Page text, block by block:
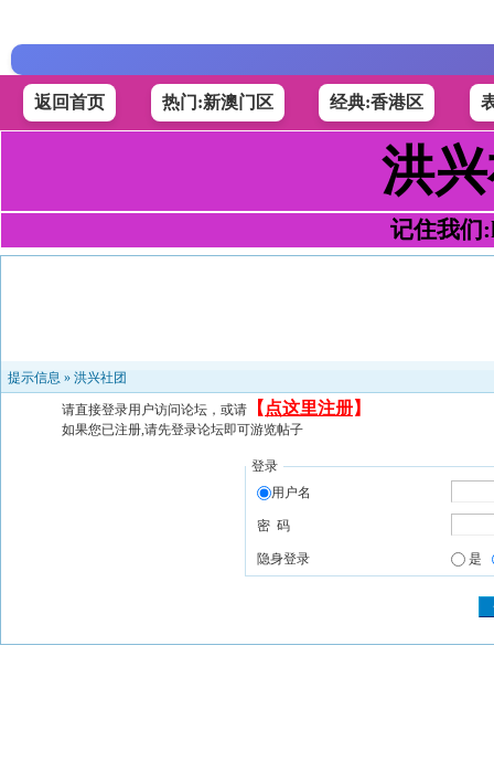
返回首页 热门:新澳门区 经典:香港区
洪
记住我们
提示信息 » 洪兴社团
请直接登录用户访问论坛，或请 【 点这里注册】
如果您已注册,请先登录论坛即可游览帖子
登录
用户名
密 码
隐身登录 是